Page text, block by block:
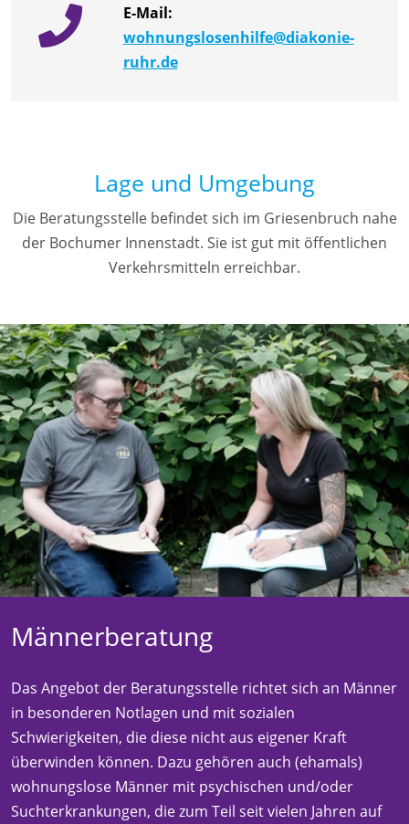
E-Mail:
wohnungslosenhilfe@diakonie-
ruhr.de
Lage und Umgebung
Die Beratungsstelle befindet sich im Griesenbruch nahe
der Bochumer Innenstadt. Sie ist gut mit öffentlichen
Verkehrsmitteln erreichbar.
Männerberatung
Das Angebot der Beratungsstelle richtet sich an Männer
in besonderen Notlagen und mit sozialen
Schwierigkeiten, die diese nicht aus eigener Kraft
überwinden können. Dazu gehören auch (ehamals)
wohnungslose Männer mit psychischen und/oder
Suchterkrankungen, die zum Teil seit vielen Jahren auf